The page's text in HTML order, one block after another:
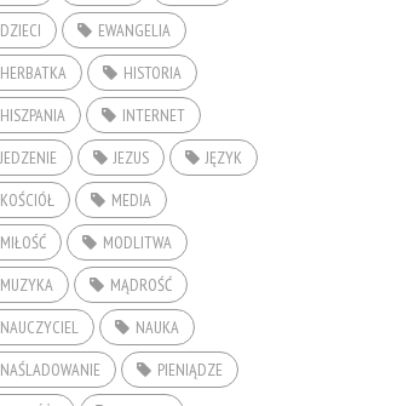
DZIECI
EWANGELIA
HERBATKA
HISTORIA
HISZPANIA
INTERNET
JEDZENIE
JEZUS
JĘZYK
KOŚCIÓŁ
MEDIA
MIŁOŚĆ
MODLITWA
MUZYKA
MĄDROŚĆ
NAUCZYCIEL
NAUKA
NAŚLADOWANIE
PIENIĄDZE